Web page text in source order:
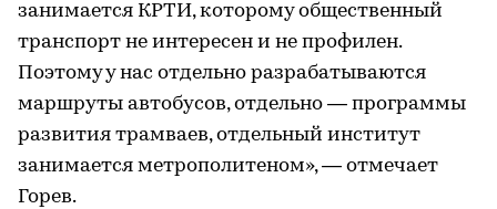
занимается КРТИ, которому общественный
транспорт не интересен и не профилен.
Поэтому у нас отдельно разрабатываются
маршруты автобусов, отдельно — программы
развития трамваев, отдельный институт
занимается метрополитеном», — отмечает
Горев.